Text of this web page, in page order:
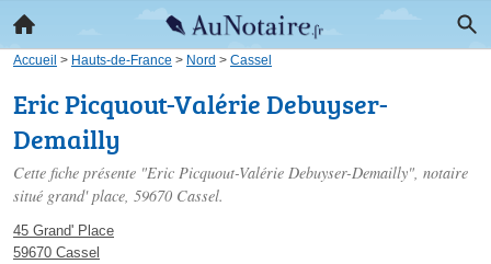
Accueil > Hauts-de-France > Nord > Cassel
Eric Picquout-Valérie Debuyser-
Demailly
Cette fiche présente "Eric Picquout-Valérie Debuyser-Demailly", notaire
situé grand' place, 59670 Cassel.
45 Grand' Place
59670 Cassel